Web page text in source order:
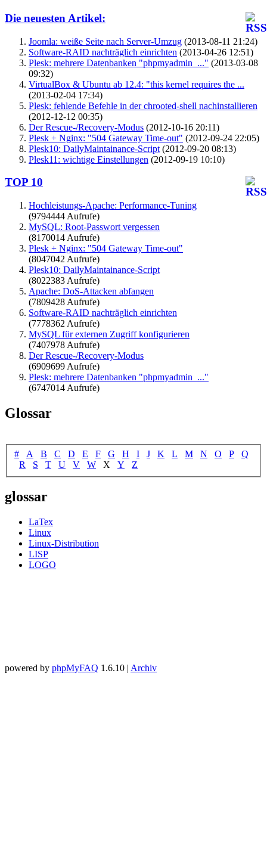
Die neuesten Artikel:
Joomla: weiße Seite nach Server-Umzug (2013-08-11 21:24)
Software-RAID nachträglich einrichten (2013-04-26 12:51)
Plesk: mehrere Datenbanken "phpmyadmin_..." (2013-03-08
09:32)
VirtualBox & Ubuntu ab 12.4: "this kernel requires the ...
(2013-02-04 17:34)
Plesk: fehlende Befehle in der chrooted-shell nachinstallieren
(2012-12-12 00:35)
Der Rescue-/Recovery-Modus (2012-10-16 20:11)
Plesk + Nginx: "504 Gateway Time-out" (2012-09-24 22:05)
Plesk10: DailyMaintainance-Script (2012-09-20 08:13)
Plesk11: wichtige Einstellungen (2012-09-19 10:10)
TOP 10
Hochleistungs-Apache: Performance-Tuning
(9794444 Aufrufe)
MySQL: Root-Passwort vergessen
(8170014 Aufrufe)
Plesk + Nginx: "504 Gateway Time-out"
(8047042 Aufrufe)
Plesk10: DailyMaintainance-Script
(8022383 Aufrufe)
Apache: DoS-Attacken abfangen
(7809428 Aufrufe)
Software-RAID nachträglich einrichten
(7778362 Aufrufe)
MySQL für externen Zugriff konfigurieren
(7407978 Aufrufe)
Der Rescue-/Recovery-Modus
(6909699 Aufrufe)
Plesk: mehrere Datenbanken "phpmyadmin_..."
(6747014 Aufrufe)
Glossar
# A B C D E F G H I J K L M N O P
Q
R
S T U V W X Y Z
glossar
LaTex
Linux
Linux-Distribution
LISP
LOGO
powered by phpMyFAQ 1.6.10 | Archiv